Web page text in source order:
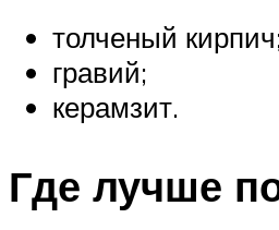
толченый
гравий;
керамзит.
Где лучше